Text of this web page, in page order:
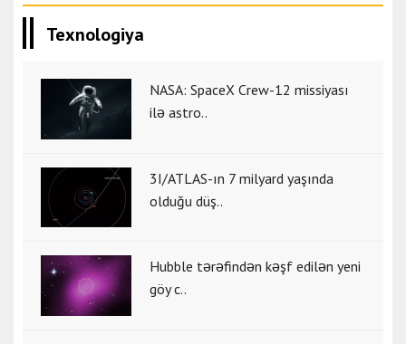
Texnologiya
NASA: SpaceX Crew-12 missiyası
ilə astro..
3I/ATLAS-ın 7 milyard yaşında
olduğu düş..
Hubble tərəfindən kəşf edilən yeni
göy c..